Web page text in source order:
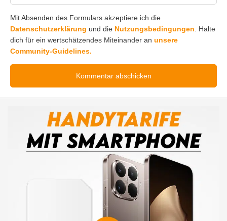
Mit Absenden des Formulars akzeptiere ich die
Datenschutzerklärung und die Nutzungsbedingungen. Halte
dich für ein wertschätzendes Miteinander an unsere
Community-Guidelines.